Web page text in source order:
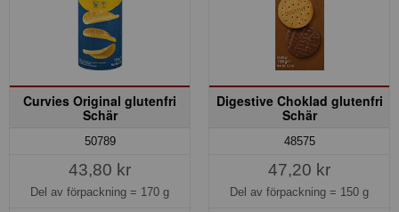
Curvies Original glutenfri
Schär
50789
43,80 kr
Del av förpackning = 170 g
Digestive Choklad glutenfri
Schär
48575
47,20 kr
Del av förpackning = 150 g